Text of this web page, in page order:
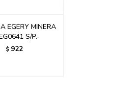
EGERY MINERA
S/P.-
$ 922